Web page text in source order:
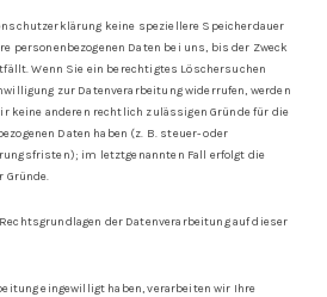
keine speziellere Speicherdauer
personenbezogenen Daten bei uns, bis der Zweck
Wenn Sie ein berechtigtes Löschersuchen
zur Datenverarbeitung widerrufen, werden
keine anderen rechtlich zulässigen Gründe für die
Daten haben (z. B. steuer- oder
im letztgenannten Fall erfolgt die
Gründe.
der Datenverarbeitung auf dieser
eingewilligt haben, verarbeiten wir Ihre